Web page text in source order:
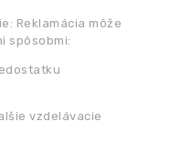
Reklamácia môže
spôsobmi:
vzdelávacie